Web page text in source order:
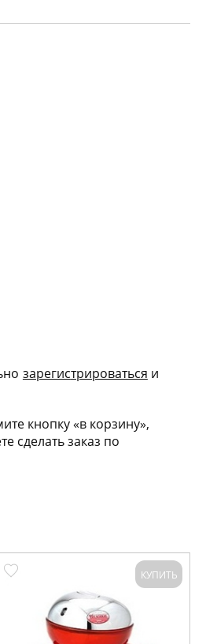
зарегистрироваться и
кнопку «в корзину»,
сделать заказ по
КУПИТЬ